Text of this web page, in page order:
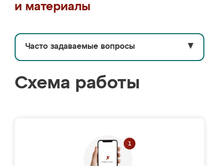
и материалы
Часто задаваемые вопросы ▼
Схема работы